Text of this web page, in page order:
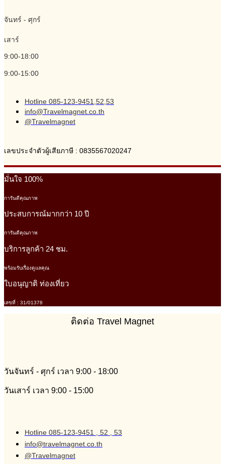
จันทร์ - ศุกร์
เสาร์
9:00-18:00
9:00-15:00
Hotline 085-123-9451,52,53
info@Travelmagnet.co.th
@Travelmagnet
เลขประจำตัวผู้เสียภาษี : 0835567020247
มั่นใจ 100%
การันตีคุณภาพ
ประสบการณ์มากกว่า 10 ปี
การันตีคุณภาพ
บริการลูกค้า 24 ชม.
พร้อมรับเรื่องดูแลคุณ
ใบอนุญาติ ท่องเที่ยว
เลขที่ : 31/01378
ติดต่อ Travel Magnet
วันจันทร์ - ศุกร์ เวลา 9:00 - 18:00
วันเสาร์ เวลา 9:00 - 15:00
Hotline 085-123-9451 , 52 , 53
info@travelmagnet.co.th
@Travelmagnet